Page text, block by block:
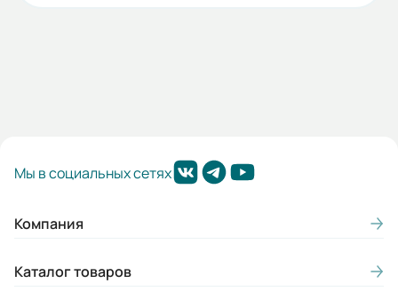
Мы в социальных сетях
Компания
Каталог товаров